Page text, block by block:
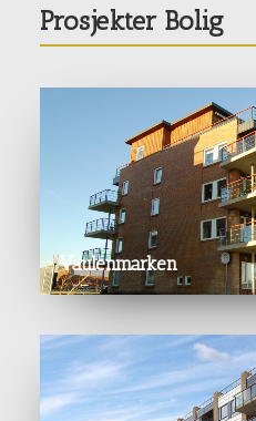
Prosjekter Bolig
Vaulenmarken